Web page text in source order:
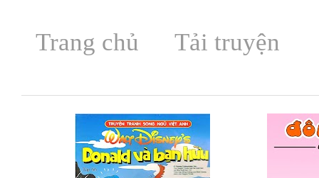
Trang chủ Tải truyện